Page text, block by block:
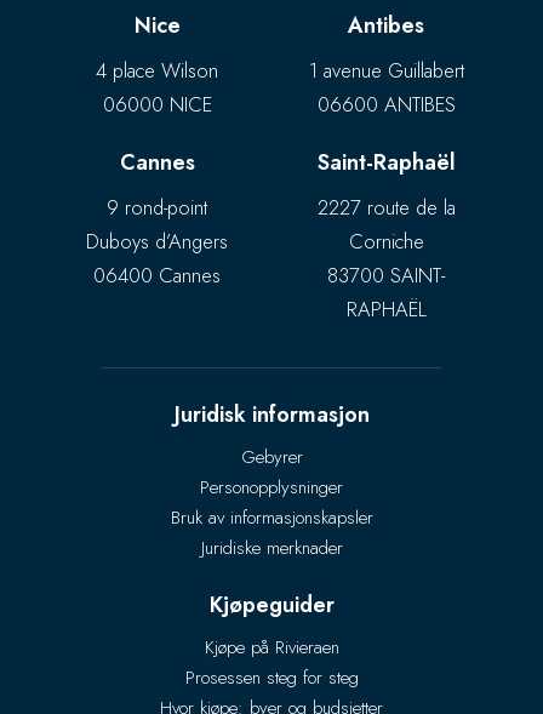
Nice
4 place Wilson
06000 NICE
Antibes
1 avenue Guillabert
06600 ANTIBES
Cannes
9 rond-point
Duboys d’Angers
06400 Cannes
Saint-Raphaël
2227 route de la
Corniche
83700 SAINT-
RAPHAËL
Juridisk informasjon
Gebyrer
Personopplysninger
Bruk av informasjonskapsler
Juridiske merknader
Kjøpeguider
Kjøpe på Rivieraen
Prosessen steg for steg
Hvor kjøpe: byer og budsjetter